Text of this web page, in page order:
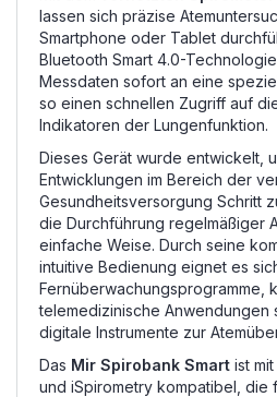
lassen sich präzise
Smartphone oder Tablet
Bluetooth Smart 4.0-
Messdaten sofort an eine
so einen schnellen Zugriff auf
Indikatoren der Lungenfunktion.
Dieses Gerät wurde entwickelt,
Entwicklungen im Bereich der
Gesundheitsversorgung Schritt
die Durchführung regelmäßiger
einfache Weise. Durch seine
intuitive Bedienung eignet es
Fernüberwachungsprogramme,
telemedizinische Anwendungen
digitale Instrumente zur
Das Mir Spirobank Smart ist
und iSpirometry kompatibel, die